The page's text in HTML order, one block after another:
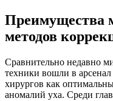
Преимущества
методов
Сравнительно недавно
техники вошли в
хирургов как
аномалий уха. Среди